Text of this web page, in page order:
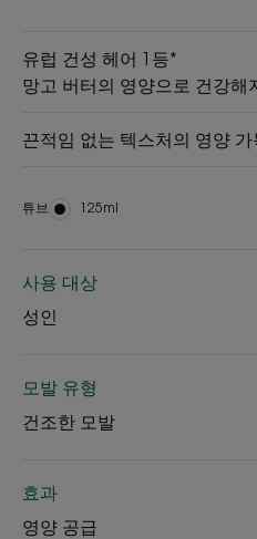
유럽 건성 헤어 1등*
망고 버터의 영양으로 건강해
끈적임 없는 텍스처의 영양 가
튜브
튜
125ml
사용 대상
성인
모발 유형
건조한 모발
효과
영양 공급